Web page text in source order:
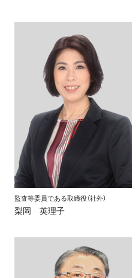
監査等委員である取締役（社外）
梨岡 英理子